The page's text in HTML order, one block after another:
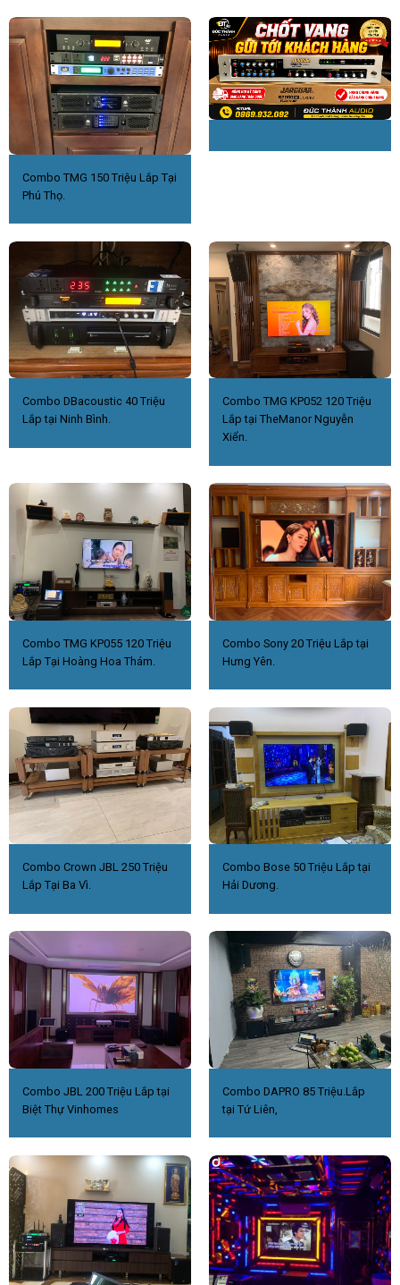
Combo TMG 150 Triệu Lắp Tại
Phú Thọ.
Combo DBacoustic 40 Triệu
Lắp tại Ninh Bình.
Combo TMG KP052 120 Triệu
Lắp tại TheManor Nguyễn
Xiển.
Combo TMG KP055 120 Triệu
Lắp Tại Hoàng Hoa Thám.
Combo Sony 20 Triệu Lắp tại
Hưng Yên.
Combo Crown JBL 250 Triệu
Lắp Tại Ba Vì.
Combo Bose 50 Triệu Lắp tại
Hải Dương.
Combo JBL 200 Triệu Lắp tại
Biệt Thự Vinhomes
Combo DAPRO 85 Triệu.Lắp
tại Tứ Liên,